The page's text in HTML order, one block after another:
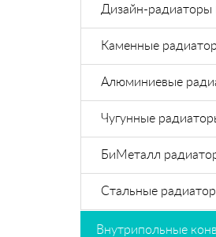
Дизайн-радиаторы
Каменные
Алюминиевые
Чугунные
БиМеталл
Стальные
Внутрипольные